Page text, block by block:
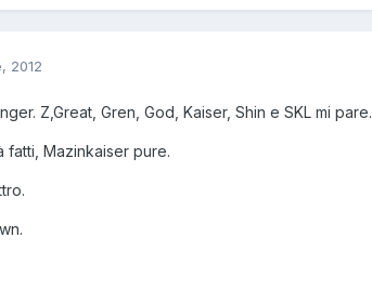
2012
Z,Great, Gren, God, Kaiser, Shin e SKL mi pare.
fatti, Mazinkaiser pure.